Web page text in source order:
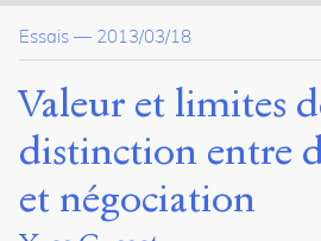
Valeur
et
limites
de
la
distinction
entre
discussion
et
Essais — 2013/03/18
Valeur et limites
distinction entre
et négociation